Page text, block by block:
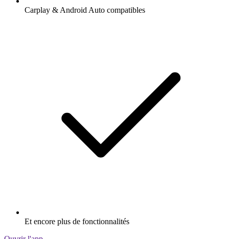
Carplay & Android Auto compatibles
Et encore plus de fonctionnalités